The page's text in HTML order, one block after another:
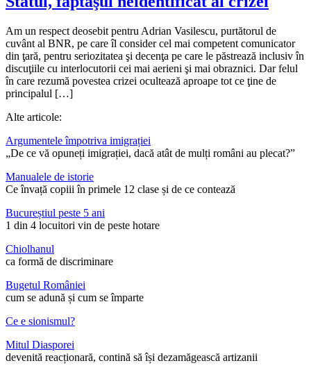
Am un respect deosebit pentru Adrian Vasilescu, purtătorul de
cuvânt al BNR, pe care îl consider cel mai competent comunicator
din ţară, pentru seriozitatea şi decenţa pe care le păstrează inclusiv în
discuţiile cu interlocutorii cei mai aerieni şi mai obraznici. Dar felul
în care rezumă povestea crizei ocultează aproape tot ce ţine de
principalul […]
Alte articole:
Argumentele împotriva imigrației
„De ce vă opuneți imigrației, dacă atât de mulți români au plecat?”
Manualele de istorie
Ce învață copiii în primele 12 clase și de ce contează
Bucureștiul peste 5 ani
1 din 4 locuitori vin de peste hotare
Chiolhanul
ca formă de discriminare
Bugetul României
cum se adună și cum se împarte
Ce e sionismul?
Mitul Diasporei
devenită reacționară, contină să își dezamăgească artizanii